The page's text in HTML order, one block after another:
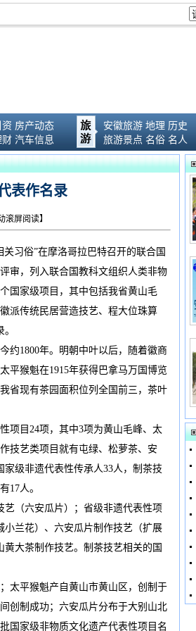
房产动态
财 汽车信息
安徽旅游 地理 历史
旅游景点 名俗 名人
表作名录
滚屏阅读】
习俗”在摩洛哥拉巴特召开的联合国
审，列入联合国教科文组织人类非物
国家级项目，其中包括我省黄山毛
派传统民居营造技艺、程大位珠算
1800年。明朝中叶以后，随着徽商
平猴魁在1915年获得巴拿马万国博览
省现有茶园面积位列全国前三，茶叶
目24项，其中3项为黄山毛峰、太
技艺类项目就有屯绿、松萝茶、安
级非遗代表性传承人33人，制茶技
17人。
（六安瓜片）；省级非遗代表性项
小兰花）、六安瓜片制作技艺（扩展
大茶制作技艺。制茶技艺相关的国
平猴魁产自黄山市黄山区，创制于
创制成功；六安瓜片分布于大别山北
国家级非物质文化遗产代表性项目名